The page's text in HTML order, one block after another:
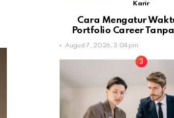
Karir
Cara Mengatur
Portfolio Career
August 7, 2026, 3:04 pm